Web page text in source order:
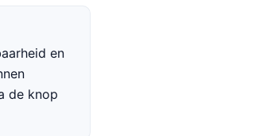
en
de knop